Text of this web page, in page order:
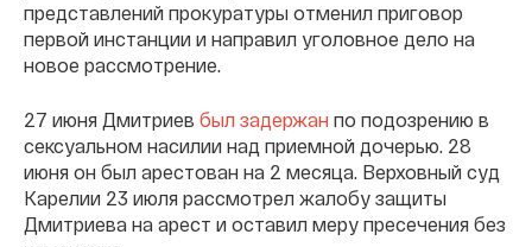
представлений прокуратуры отменил приговор
первой инстанции и направил уголовное дело на
новое рассмотрение.
27 июня Дмитриев был задержан по подозрению в
сексуальном насилии над приемной дочерью. 28
июня он был арестован на 2 месяца. Верховный суд
Карелии 23 июля рассмотрел жалобу защиты
Дмитриева на арест и оставил меру пресечения без